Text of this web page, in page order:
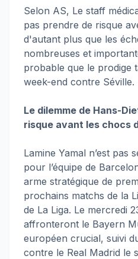
Selon AS, Le staff
pas prendre de risque
d'autant plus que les
nombreuses et
probable que le prodige
week-end contre Séville.
Le dilemme de Hans-
risque avant les chocs
Lamine Yamal n’est pas
pour l’équipe de
arme stratégique de
prochains matchs de la
de La Liga. Le mercredi
affronteront le Bayern
européen crucial, suivi
contre le Real Madrid le